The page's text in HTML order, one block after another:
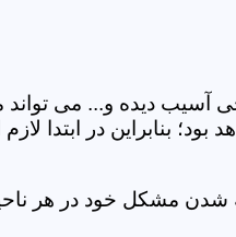
آسیب دیده و... می
بود؛ بنابراین در
شدن مشکل خود در هر